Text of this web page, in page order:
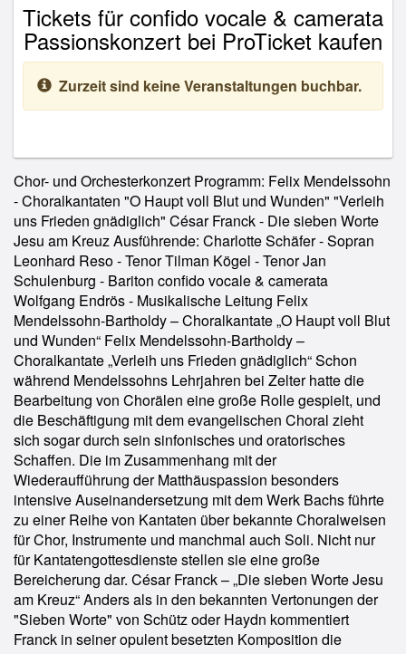
Tickets für confido vocale & camerata
Passionskonzert bei ProTicket kaufen
Zurzeit sind keine Veranstaltungen buchbar.
Chor- und Orchesterkonzert Programm: Felix Mendelssohn
- Choralkantaten "O Haupt voll Blut und Wunden" "Verleih
uns Frieden gnädiglich" César Franck - Die sieben Worte
Jesu am Kreuz Ausführende: Charlotte Schäfer - Sopran
Leonhard Reso - Tenor Tilman Kögel - Tenor Jan
Schulenburg - Bariton confido vocale & camerata
Wolfgang Endrös - Musikalische Leitung Felix
Mendelssohn-Bartholdy – Choralkantate „O Haupt voll Blut
und Wunden“ Felix Mendelssohn-Bartholdy –
Choralkantate „Verleih uns Frieden gnädiglich“ Schon
während Mendelssohns Lehrjahren bei Zelter hatte die
Bearbeitung von Chorälen eine große Rolle gespielt, und
die Beschäftigung mit dem evangelischen Choral zieht
sich sogar durch sein sinfonisches und oratorisches
Schaffen. Die im Zusammenhang mit der
Wiederaufführung der Matthäuspassion besonders
intensive Auseinandersetzung mit dem Werk Bachs führte
zu einer Reihe von Kantaten über bekannte Choralweisen
für Chor, Instrumente und manchmal auch Soli. Nicht nur
für Kantatengottesdienste stellen sie eine große
Bereicherung dar. César Franck – „Die sieben Worte Jesu
am Kreuz“ Anders als in den bekannten Vertonungen der
"Sieben Worte" von Schütz oder Haydn kommentiert
Franck in seiner opulent besetzten Komposition die